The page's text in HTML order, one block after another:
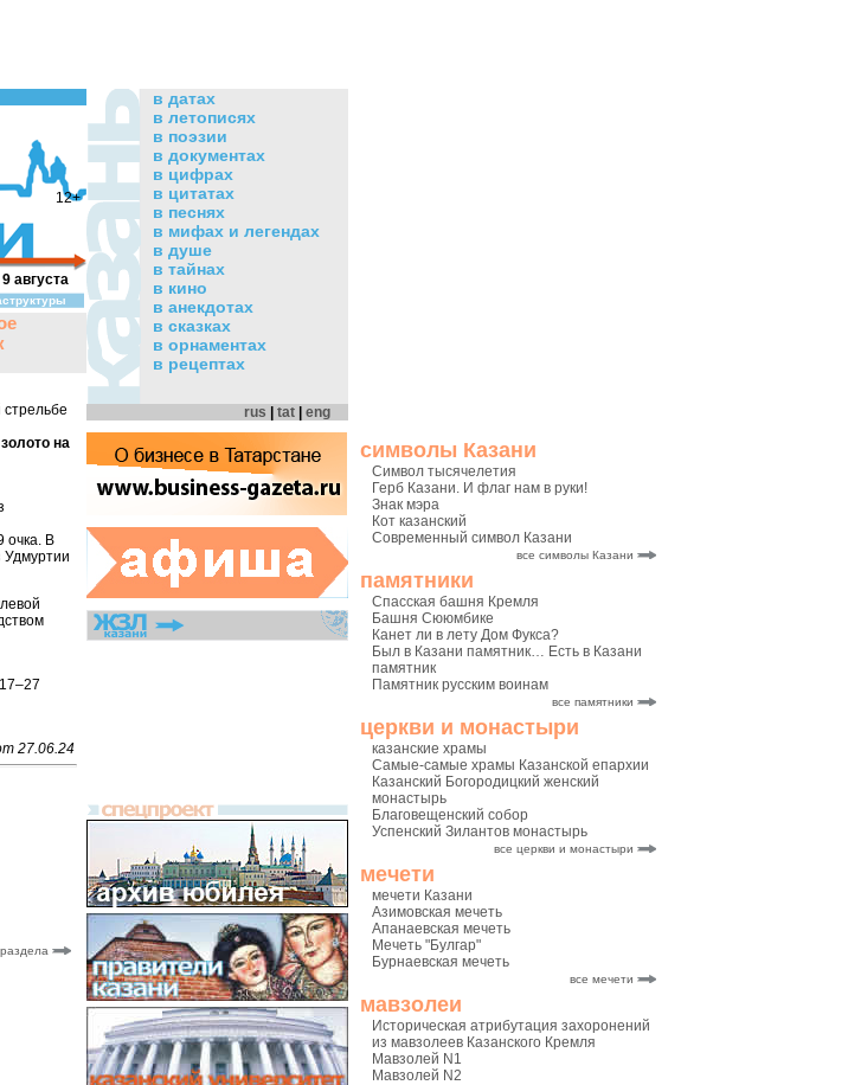
символы Казани
Символ тысячелетия
Герб Казани. И флаг нам в руки!
Знак мэра
Кот казанский
Современный символ Казани
все символы Казани
памятники
Спасская башня Кремля
Башня Сююмбике
Канет ли в лету Дом Фукса?
Был в Казани памятник… Есть в Казани
памятник
Памятник русским воинам
все памятники
церкви и монастыри
казанские храмы
Самые-самые храмы Казанской епархии
Казанский Богородицкий женский
монастырь
Благовещенский собор
Успенский Зилантов монастырь
все церкви и монастыри
мечети
мечети Казани
Азимовская мечеть
Апанаевская мечеть
Мечеть "Булгар"
Бурнаевская мечеть
все мечети
мавзолеи
Историческая атрибутация захоронений
из мавзолеев Казанского Кремля
Мавзолей N1
Мавзолей N2
12+
9 августа
на
очка. В
Удмуртии
27.06.24
в датах
в летописях
в поэзии
в документах
в цифрах
в цитатах
в песнях
в мифах и легендах
в душе
в тайнах
в кино
в анекдотах
в сказках
в орнаментах
в рецептах
rus tat eng